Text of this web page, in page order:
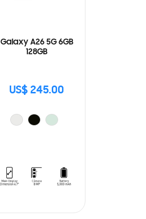
Galaxy A26 5G 6GB
128GB
US$ 245.00